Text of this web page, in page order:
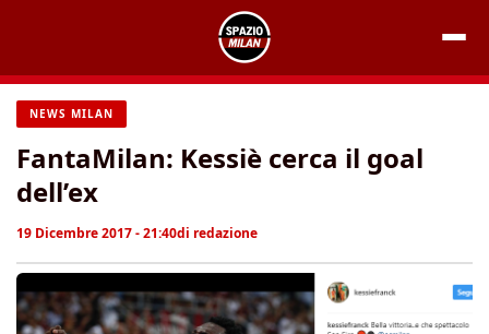
contenuto
NEWS MILAN
FantaMilan: Kessiè cerca il goal
dell’ex
19 Dicembre 2017 - 21:40di redazione